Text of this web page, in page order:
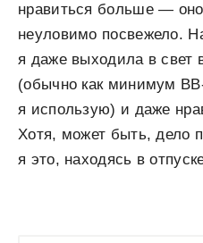
нравиться больше — оно
неуловимо посвежело.
я даже выходила в свет
(обычно как минимум
я использую) и даже
Хотя, может быть, дело
я это, находясь в